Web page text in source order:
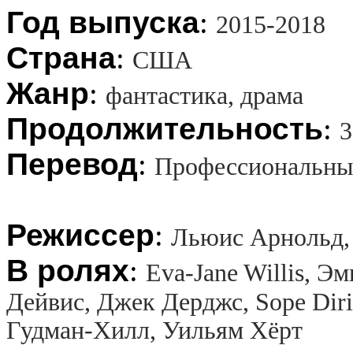
Год выпуска: 2015-2018
Страна: США
Жанр: фантастика, драма
Продолжительность:
Перевод:
Режиссер: Льюис
В ролях: Eva-Jane Willis,
Дейвис, Джек Дерджс, Sope
Гудман-Хилл, Уильям Хёрт